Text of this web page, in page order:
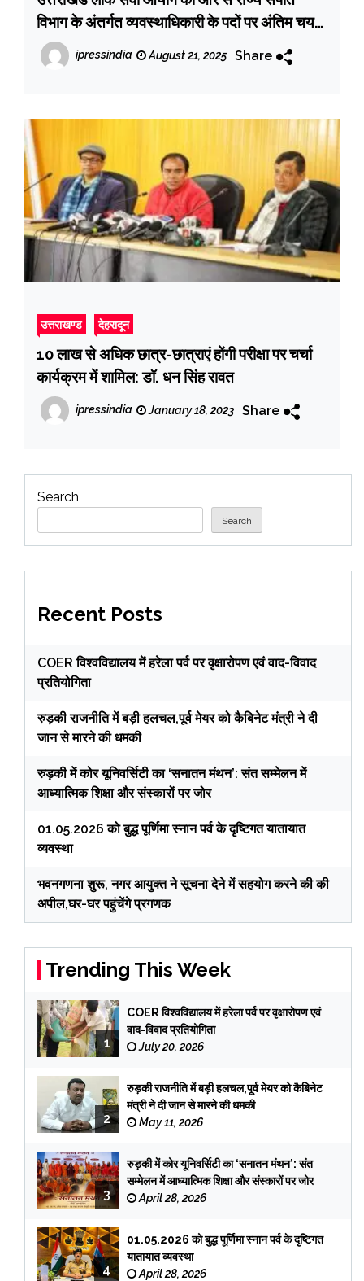
विभाग के अंतर्गत व्यवस्थाधिकारी के पदों पर अंतिम चयन
परिणाम जारी
ipressindia August 21, 2025 Share
उत्तराखण्ड देहरादून
10 लाख से अधिक छात्र-छात्राएं होंगी परीक्षा पर चर्चा
कार्यक्रम में शामिल: डॉ. धन सिंह रावत
ipressindia January 18, 2023 Share
Search
Search
Recent Posts
COER विश्वविद्यालय में हरेला पर्व पर वृक्षारोपण एवं वाद-विवाद
प्रतियोगिता
रुड़की राजनीति में बड़ी हलचल,पूर्व मेयर को कैबिनेट मंत्री ने दी
जान से मारने की धमकी
रुड़की में कोर यूनिवर्सिटी का ‘सनातन मंथन’: संत सम्मेलन में
आध्यात्मिक शिक्षा और संस्कारों पर जोर
01.05.2026 को बुद्ध पूर्णिमा स्नान पर्व के दृष्टिगत यातायात
व्यवस्था
भवनगणना शुरू, नगर आयुक्त ने सूचना देने में सहयोग करने की की
अपील,घर-घर पहुंचेंगे प्रगणक
Trending This Week
1
COER विश्वविद्यालय में हरेला पर्व पर वृक्षारोपण एवं
वाद-विवाद प्रतियोगिता
July 20, 2026
2
रुड़की राजनीति में बड़ी हलचल,पूर्व मेयर को कैबिनेट
मंत्री ने दी जान से मारने की धमकी
May 11, 2026
3
रुड़की में कोर यूनिवर्सिटी का ‘सनातन मंथन’: संत
सम्मेलन में आध्यात्मिक शिक्षा और संस्कारों पर जोर
April 28, 2026
4
01.05.2026 को बुद्ध पूर्णिमा स्नान पर्व के दृष्टिगत
यातायात व्यवस्था
April 28, 2026